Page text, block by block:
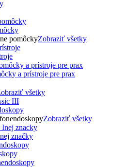
pomôckyZobraziť všetky
a prístroje pre prax
všetky
Zobraziť všetky
značky